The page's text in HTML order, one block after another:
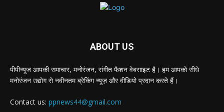
ABOUT US
पीपीन्यूज आपकी समाचार, मनोरंजन, संगीत फैशन वेबसाइट है। हम आपको सीधे
मनोरंजन उद्योग से नवीनतम ब्रेकिंग न्यूज़ और वीडियो प्रदान करते हैं।
Contact us: ppnews44@gmail.com